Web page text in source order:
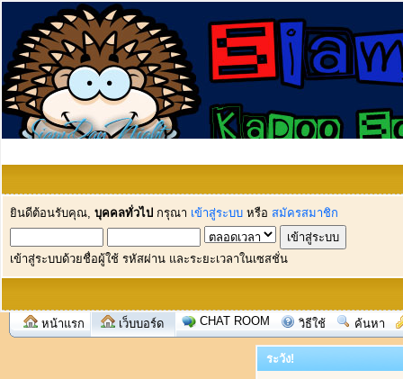
ยินดีต้อนรับคุณ, บุคคลทั่วไป กรุณา เข้าสู่ระบบ หรือ สมัครสมาชิก
เข้าสู่ระบบด้วยชื่อผู้ใช้ รหัสผ่าน และระยะเวลาในเซสชั่น
หน้าแรก เว็บบอร์ด CHAT ROOM วิธีใช้ ค้นหา
ระวัง!